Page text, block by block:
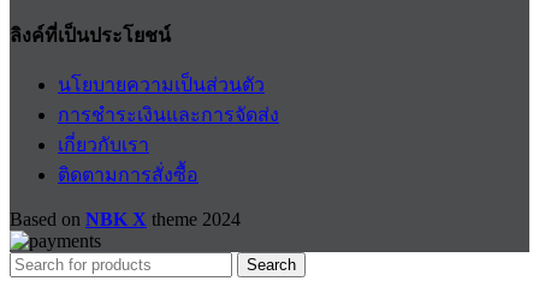
ลิงค์ที่เป็นประโยชน์
นโยบายความเป็นส่วนตัว
การชำระเงินและการจัดส่ง
เกี่ยวกับเรา
ติดตามการสั่งซื้อ
Based on NBK X theme 2024
Search